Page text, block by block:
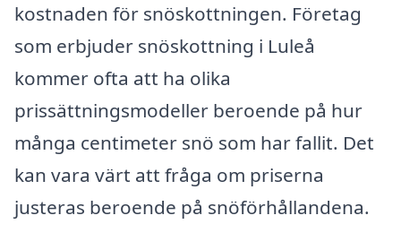
kostnaden för snöskottningen. Företag
som erbjuder snöskottning i Luleå
kommer ofta att ha olika
prissättningsmodeller beroende på hur
många centimeter snö som har fallit. Det
kan vara värt att fråga om priserna
justeras beroende på snöförhållandena.